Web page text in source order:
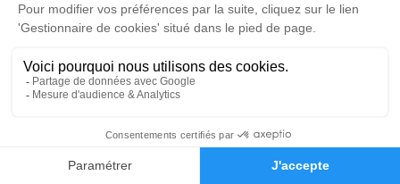
Faire-part Hommages
Je rends hommage
Cérémonie religieuse
Église de Saint-Bonnet-Elvert
19380 Saint-Bonnet-Elvert